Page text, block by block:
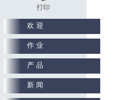
打印
欢 迎
作 业
产 品
新 闻